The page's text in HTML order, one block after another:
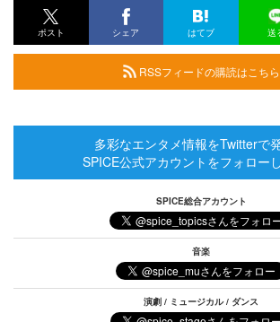
ポスト シェア はてブ 送
RSSフィードの購読はこちら
多彩なエンタメ情報をTwitterで
SPICE公式アカウントをフォロー
SPICE総合アカウント
音楽
演劇 / ミュージカル / ダンス